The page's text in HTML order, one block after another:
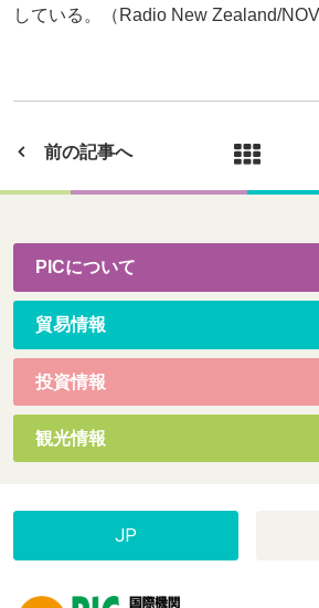
している。（Radio New Zealand/
前の記事へ
PICについて
貿易情報
投資情報
観光情報
JP